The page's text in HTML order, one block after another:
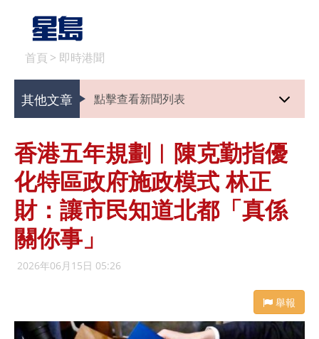
首頁 > 即時港聞
其他文章 點擊查看新聞列表
香港五年規劃︱陳克勤指優
化特區政府施政模式 林正
財：讓市民知道北都「真係
關你事」
2026年06月15日 05:26
舉報